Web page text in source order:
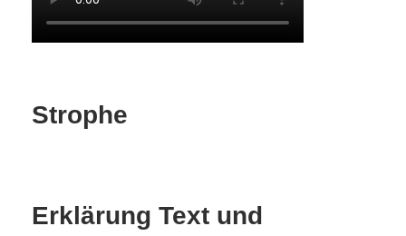
Strophe
Erklärung Text und